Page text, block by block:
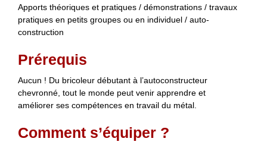
Apports théoriques et pratiques / démonstrations / travaux
pratiques en petits groupes ou en individuel / auto-
construction
Prérequis
Aucun ! Du bricoleur débutant à l’autoconstructeur
chevronné, tout le monde peut venir apprendre et
améliorer ses compétences en travail du métal.
Comment s’équiper ?